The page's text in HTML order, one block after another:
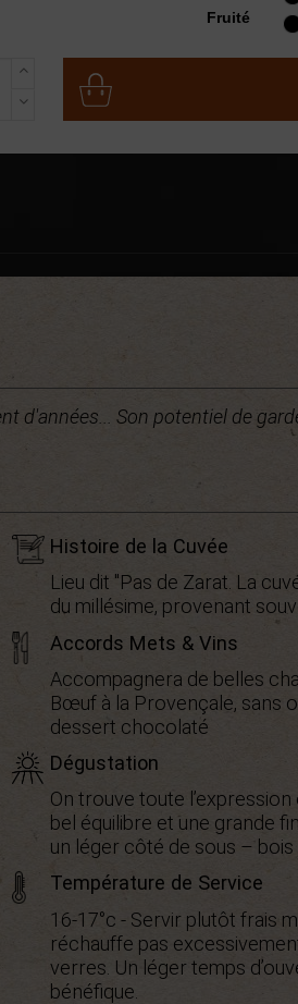
Fruité
d'années... Son potentiel de
Histoire de la Cuvée
Lieu dit "Pas de Zarat. La
du millésime, provenant
Accords Mets & Vins
Accompagnera de belles
Bœuf à la Provençale, sans
dessert chocolaté
Dégustation
On trouve toute
bel équilibre et une grande
un léger côté de sous –
Température de Service
16-17°c - Servir plutôt frais
réchauffe pas
verres. Un léger temps
bénéfique.